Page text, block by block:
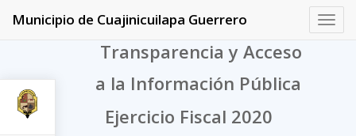
Municipio de Cuajinicuilapa Guerrero
Transparencia y Acceso
a la Información Pública
Ejercicio Fiscal 2020